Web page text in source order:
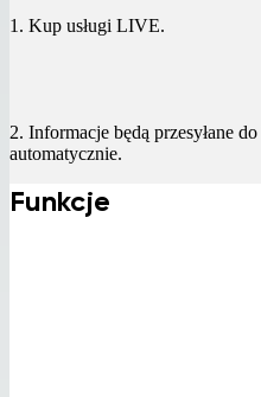
1. Kup usługi LIVE.
2. Informacje będą przesyłane
automatycznie.
Funkcje